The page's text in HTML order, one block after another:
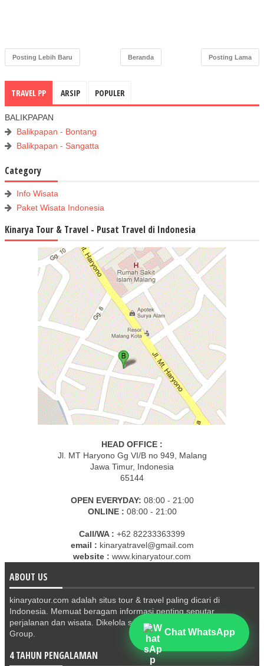
Chat WhatsApp
Posting Lebih Baru Posting Lama
Beranda
TRAVEL PP ARSIP POPULER
BALIKPAPAN
Balikpapan - Bontang
Balikpapan - Sangatta
Category
Info Wisata
Paket Wisata Indonesia
Kinarya Tour & Travel - Pusat Travel di Indonesia
HEAD OFFICE :
Jl. MT Haryono Gg VI/B no 949, Malang
Jawa Timur, Indonesia
65144
OPEN EVERYDAY: 08:00 - 21:00
ONLINE : 08:00 - 21:00
Call/WA : +62 82233363399
email : kinaryatravel@gmail.com
website : www.kinaryatour.com
ABOUT US
kinaryatour.com adalah situs tour & travel paling dicari di
Indonesia. Memuat beragam informasi penting seputar
perjalanan dan wisata. Dikelola secara profesional oleh Kinarya
Group.
4 TAHUN PENGALAMAN